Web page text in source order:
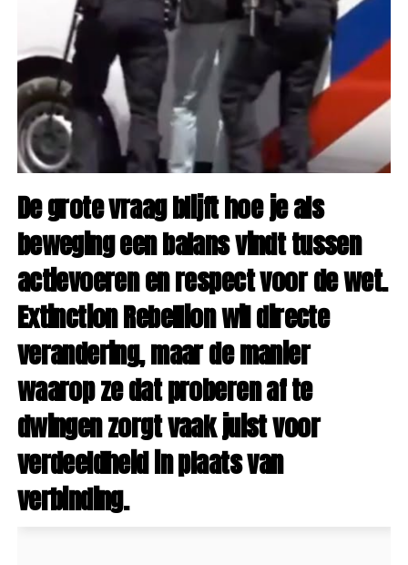
De grote vraag blijft hoe je als
beweging een balans vindt tussen
actievoeren en respect voor de wet.
Extinction Rebellion wil directe
verandering, maar de manier
waarop ze dat proberen af te
dwingen zorgt vaak juist voor
verdeeldheid in plaats van
verbinding.